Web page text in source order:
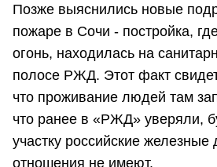
Позже выяснились новые
пожаре в Сочи - постройка,
огонь, находилась на
полосе РЖД. Этот факт
что проживание людей там
что ранее в «РЖД» уверяли,
участку российские железные
отношения не имеют.